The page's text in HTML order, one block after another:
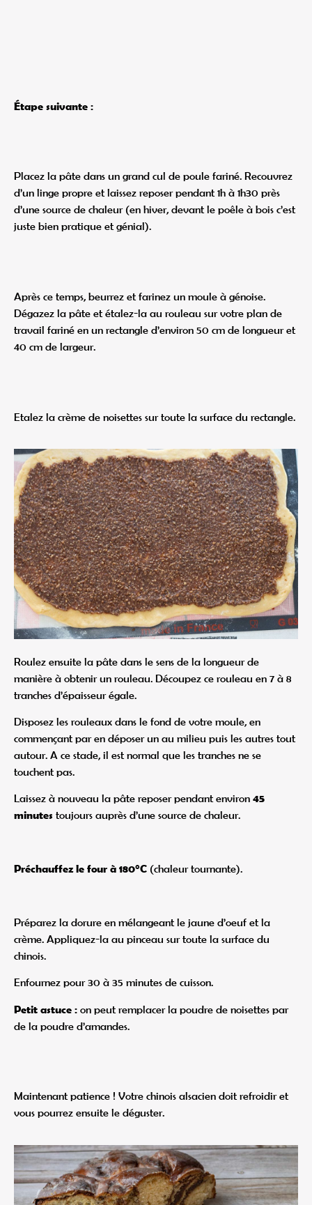
Étape suivante :
Placez la pâte dans un grand cul de poule fariné. Recouvrez
d’un linge propre et laissez reposer pendant 1h à 1h30 près
d’une source de chaleur (en hiver, devant le poêle à bois c’est
juste bien pratique et génial).
Après ce temps, beurrez et farinez un moule à génoise.
Dégazez la pâte et étalez-la au rouleau sur votre plan de
travail fariné en un rectangle d’environ 50 cm de longueur et
40 cm de largeur.
Etalez la crème de noisettes sur toute la surface du rectangle.
Roulez ensuite la pâte dans le sens de la longueur de
manière à obtenir un rouleau. Découpez ce rouleau en 7 à 8
tranches d’épaisseur égale.
Disposez les rouleaux dans le fond de votre moule, en
commençant par en déposer un au milieu puis les autres tout
autour. A ce stade, il est normal que les tranches ne se
touchent pas.
Laissez à nouveau la pâte reposer pendant environ 45
minutes toujours auprès d’une source de chaleur.
Préchauffez le four à 180°C (chaleur tournante).
Préparez la dorure en mélangeant le jaune d’oeuf et la
crème. Appliquez-la au pinceau sur toute la surface du
chinois.
Enfournez pour 30 à 35 minutes de cuisson.
Petit astuce : on peut remplacer la poudre de noisettes par
de la poudre d’amandes.
Maintenant patience ! Votre chinois alsacien doit refroidir et
vous pourrez ensuite le déguster.